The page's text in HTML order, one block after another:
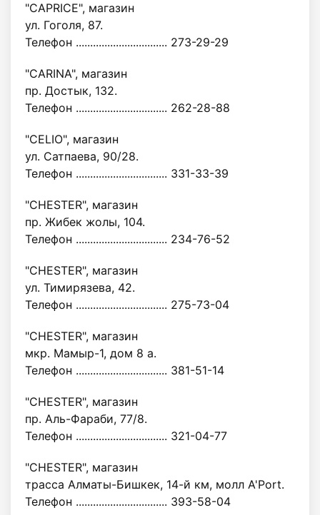
"CAPRICE", магазин
ул. Гоголя, 87.
Телефон ................................ 273-29-29
"CARINA", магазин
пр. Достык, 132.
Телефон ................................ 262-28-88
"CELIO", магазин
ул. Сатпаева, 90/28.
Телефон ................................ 331-33-39
"CHESTER", магазин
пр. Жибек жолы, 104.
Телефон ................................ 234-76-52
"CHESTER", магазин
ул. Тимирязева, 42.
Телефон ................................ 275-73-04
"CHESTER", магазин
мкр. Мамыр-1, дом 8 а.
Телефон ................................ 381-51-14
"CHESTER", магазин
пр. Аль-Фараби, 77/8.
Телефон ................................ 321-04-77
"CHESTER", магазин
трасса Алматы-Бишкек, 14-й км, молл A'Port.
Телефон ................................ 393-58-04